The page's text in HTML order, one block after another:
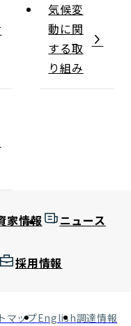
気候変
動に関
する取
り組み
家情報 ニュース
採用情報
マップEnglish調達情報